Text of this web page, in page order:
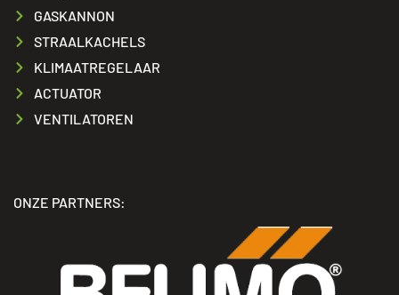
GASKANNON
STRAALKACHELS
KLIMAATREGELAAR
ACTUATOR
VENTILATOREN
ONZE PARTNERS: